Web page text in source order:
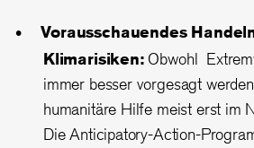
Vorausschauendes
Klimarisiken:Obwohl
immer besser vorgesagt
humanitäre Hilfe meist erst im
Die Anticipatory-Action-